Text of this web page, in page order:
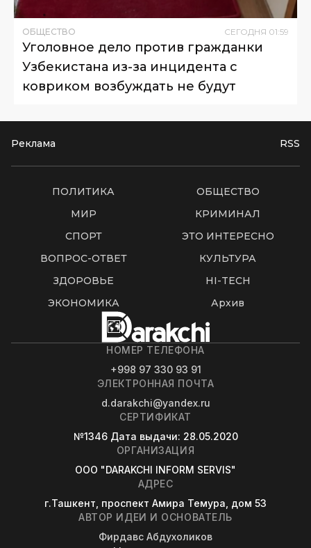
ОБЩЕСТВО СЕГОДНЯ 01:59
Уголовное дело против гражданки
Узбекистана из-за инцидента с
ковриком возбуждать не будут
Реклама RSS
ПОЛИТИКА
ОБЩЕСТВО
МИР
КРИМИНАЛ
СПОРТ
ЭТО ИНТЕРЕСНО
ВОПРОС-ОТВЕТ
КУЛЬТУРА
ЗДОРОВЬЕ
HI-TECH
ЭКОНОМИКА
Архив
НОМЕР ТЕЛЕФОНА
+998 97 330 93 91
ЭЛЕКТРОННАЯ ПОЧТА
d.darakchi@yandex.ru
СЕРТИФИКАТ
№1346 Дата выдачи: 28.05.2020
ОРГАНИЗАЦИЯ
OOO "DARAKCHI INFORM SERVIS"
АДРЕС
г.Ташкент, проспект Амира Темура, дом 53
АВТОР ИДЕИ И ОСНОВАТЕЛЬ
Фирдавс Абдухоликов